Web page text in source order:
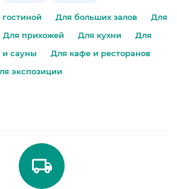
Для больших залов
Для
Для прихожей Для кухни
Для
сауны
Для кафе и ресторанов
экспозиции